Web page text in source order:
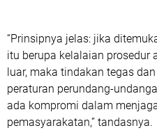
“Prinsipnya jelas: jika
itu berupa kelalaian prosedur
luar, maka tindakan tegas
peraturan perundang-
ada kompromi dalam
pemasyarakatan,” tandasnya.